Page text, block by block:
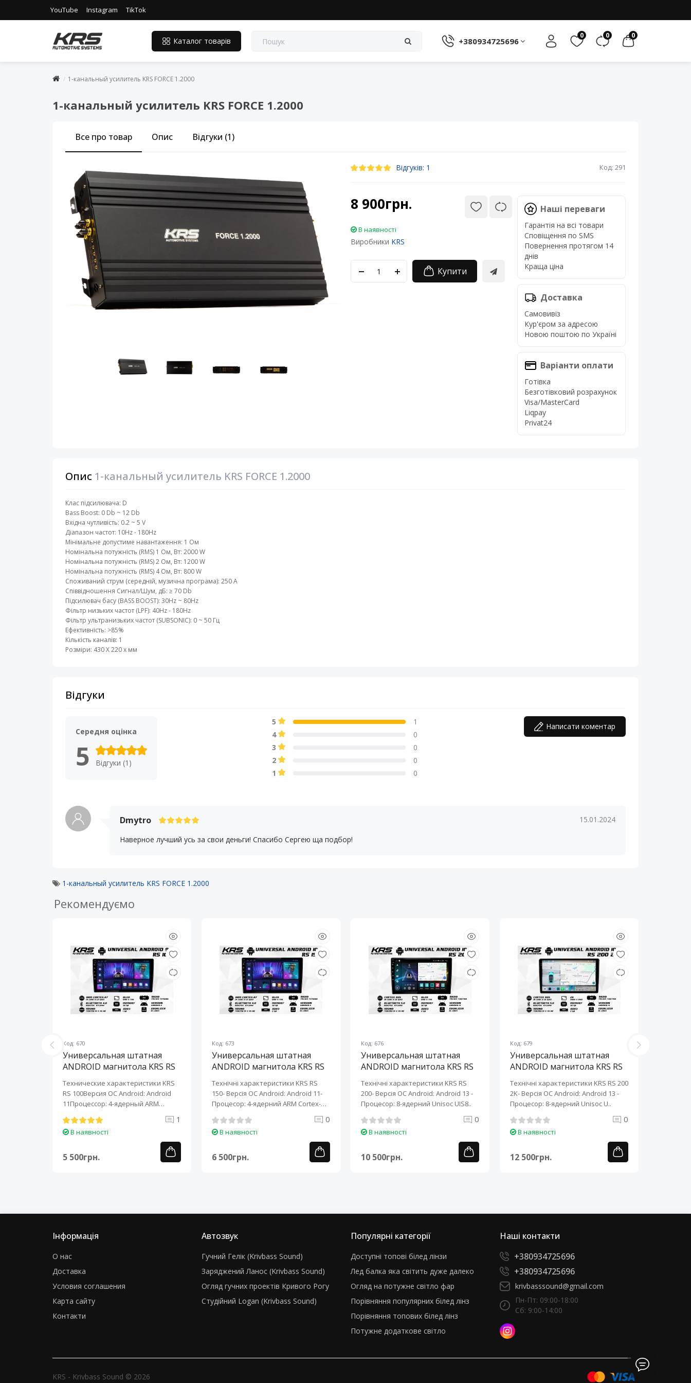
YouTube Instagram TikTok
Каталог товарів +380934725696
0 0 0
1-канальный усилитель KRS FORCE 1.2000
1-канальный усилитель KRS FORCE 1.2000
Все про товар Опис Відгуки (1)
Відгуків: 1 Код: 291
8 900грн.
В наявності
Виробники KRS
Купити
Наші переваги
Гарантія на всі товари
Сповіщення по SMS
Повернення протягом 14
днів
Краща ціна
Доставка
Самовивіз
Кур'єром за адресою
Новою поштою по Україні
Варіанти оплати
Готівка
Безготівковий розрахунок
Visa/MasterCard
Liqpay
Privat24
Опис 1-канальный усилитель KRS FORCE 1.2000
Клас підсилювача: D
Bass Boost: 0 Db ~ 12 Db
Вхідна чутливість: 0.2 ~ 5 V
Діапазон частот: 10Hz - 180Hz
Мінімальне допустиме навантаження: 1 Oм
Номінальна потужність (RMS) 1 Ом, Вт: 2000 W
Номінальна потужність (RMS) 2 Ом, Вт: 1200 W
Номінальна потужність (RMS) 4 Ом, Вт: 800 W
Споживаний струм (середній, музична програма): 250 A
Співвідношення Сигнал/Шум, дБ: ≥ 70 Db
Підсилювач басу (BASS BOOST): 30Hz ~ 80Hz
Фільтр низьких частот (LPF): 40Hz - 180Hz
Фільтр ультранизьких частот (SUBSONIC): 0 ~ 50 Гц
Ефективність: >85%
Кількість каналів: 1
Розміри: 430 Х 220 х мм
Відгуки
Середня оцінка
5 Відгуки (1)
5
1
4
0
3
0
2
0
1
0
Написати коментар
Dmytro 15.01.2024
Наверное лучший усь за свои деньги! Спасибо Сергею ща подбор!
1-канальный усилитель KRS FORCE 1.2000
Рекомендуємо
Код: 670
Универсальная штатная
ANDROID магнитола KRS RS
Технические характеристики KRS
RS 100Версия ОС Android: Android
11Процессор: 4-ядерный ARM
1
В наявності
5 500грн.
Код: 673
Универсальная штатная
ANDROID магнитола KRS RS
Технічні характеристики KRS RS
150- Версія ОС Android: Android 11-
Процесор: 4-ядерний ARM Cortex-
0
В наявності
6 500грн.
Код: 676
Универсальная штатная
ANDROID магнитола KRS RS
Технічні характеристики KRS RS
200- Версія ОС Android: Android 13 ​-
Процесор: 8-ядерний Unisoc UIS8..
0
В наявності
10 500грн.
Код: 679
Универсальная штатная
ANDROID магнитола KRS RS
Технічні характеристики KRS RS 200
2K- Версія ОС Android: Android 13 ​-
Процесор: 8-ядерний Unisoc U..
0
В наявності
12 500грн.
Інформація
О нас
Доставка
Условия соглашения
Карта сайту
Контакти
Автозвук
Гучний Гелік (Krivbass Sound)
Заряджений Ланос (Krivbass Sound)
Огляд гучних проектів Кривого Рогу
Студійний Logan (Krivbass Sound)
Популярні категорії
Доступні топові білед лінзи
Лед балка яка світить дуже далеко
Огляд на потужне світло фар
Порівняння популярних білед лінз
Порівняння топових білед лінз
Потужне додаткове світло
Наші контакти
+380934725696
+380934725696
krivbasssound@gmail.com
Пн-Пт: 09:00-18:00
Сб: 9:00-14:00
KRS - Krivbass Sound © 2026